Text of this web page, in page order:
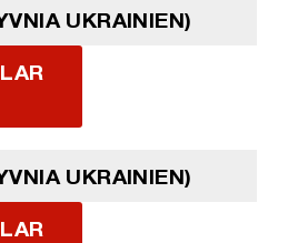
UKRAINIEN)
UKRAINIEN)